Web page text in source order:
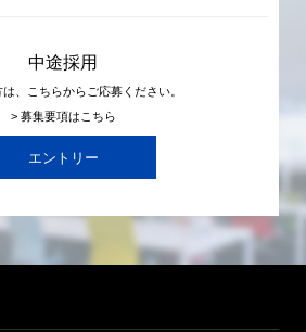
中途採用
、こちらからご応募ください。
> 募集要項はこちら
エントリー